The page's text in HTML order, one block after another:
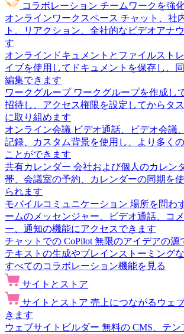
コラボレーション チームワークを強
オンラインワークスペース チャット、社
ト、リアクション、全社的なビデオアナ
す
オンラインドキュメントとファイルスト
イブを使用してドキュメントを保存し、
編集できます
ワークグループ ワークグループを作成し
招待し、アクセス権限を設定してからタ
に取り組めます
オンライン会議 ビデオ通話、ビデオ会議
記録、カスタム背景を使用し、より多く
ことができます
共有カレンダー 会社および個人のカレン
帯、会議室の予約、カレンダーの同期を
られます
モバイルコミュニケーション 場所を問わ
ームのメッセンジャー、ビデオ通話、コ
ー、通知の機能にアクセスできます
チャットでの CoPilot 無限のアイデアの源
テキストの生成やブレインストーミング
すべてのコラボレーション機能を見る
サイトとストア
サイトとストア 売上につながるウェ
きます
ウェブサイトビルダー 無料の CMS、テ